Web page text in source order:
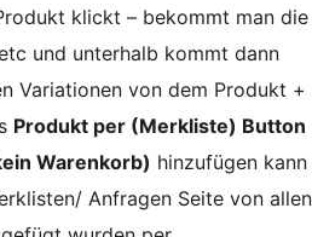
klickt – bekommt man die
und unterhalb kommt dann
Variationen von dem Produkt +
Produkt per (Merkliste) Button
Warenkorb) hinzufügen kann
Anfragen Seite von allen